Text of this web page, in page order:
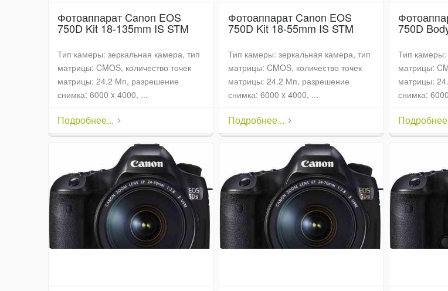
Фотоаппарат Canon EOS
750D Kit 18-135mm IS STM
Тип камеры: зеркальная камера, тип
матрицы: CMOS, количество точек
матрицы: 24.2 Мп, разрешение
снимка: 6000 x 4000, ...
Подробнее...
Фотоаппарат Canon EOS
750D Kit 18-55mm IS STM
Тип камеры: зеркальная камера, тип
матрицы: CMOS, количество точек
матрицы: 24.2 Мп, разрешение
снимка: 6000 x 4000, ...
Подробнее...
750D
Тип камеры:
матрицы:
матрицы:
снимка: